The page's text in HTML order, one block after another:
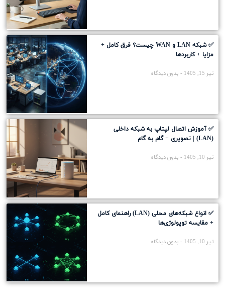
✅ شبکه LAN و WAN چیست؟ فرق کامل +
مزایا + کاربردها
تیر 15, 1405 بدون دیدگاه
✅ آموزش اتصال لپتاپ به شبکه داخلی
(LAN) | تصویری + گام به گام
تیر 10, 1405 بدون دیدگاه
✅ انواع شبکه‌های محلی (LAN) راهنمای کامل
+ مقایسه توپولوژی‌ها
تیر 10, 1405 بدون دیدگاه